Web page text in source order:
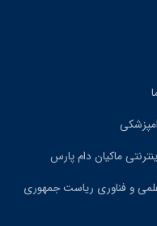
ماکیان دام پارس
و فناوری ریاست جمهوری